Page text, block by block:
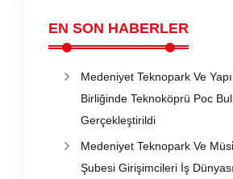
EN SON HABERLER
Medeniyet Teknopark Ve
Birliğinde Teknoköprü Poc
Gerçekleştirildi
Medeniyet Teknopark Ve
Şubesi Girişimcileri İş